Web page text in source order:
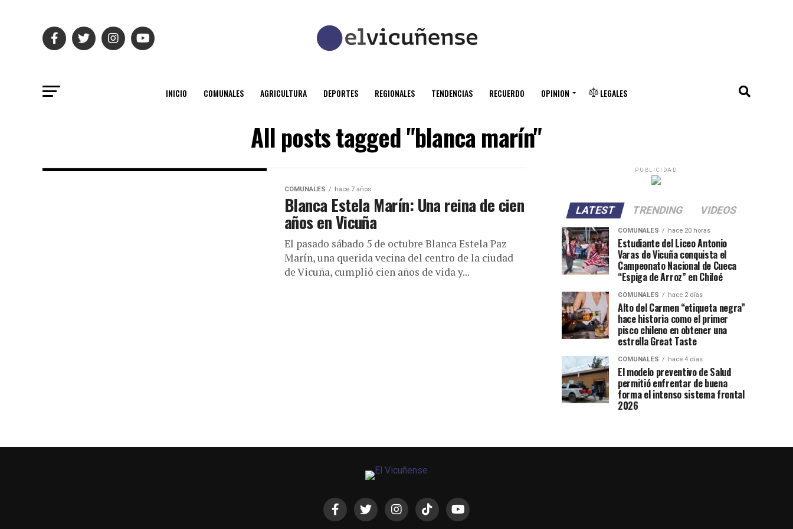
INICIO COMUNALES AGRICULTURA DEPORTES REGIONALES TENDENCIAS RECUERDO OPINION LEGALES
All posts tagged "blanca marín"
COMUNALES hace 7 años
Blanca Estela Marín: Una reina de cien
años en Vicuña
El pasado sábado 5 de octubre Blanca Estela Paz
Marín, una querida vecina del centro de la ciudad
de Vicuña, cumplió cien años de vida y...
PUBLICIDAD
LATEST TRENDING VIDEOS
COMUNALES hace 20 horas
Estudiante del Liceo Antonio
Varas de Vicuña conquista el
Campeonato Nacional de Cueca
“Espiga de Arroz” en Chiloé
COMUNALES hace 2 días
Alto del Carmen “etiqueta negra”
hace historia como el primer
pisco chileno en obtener una
estrella Great Taste
COMUNALES hace 4 días
El modelo preventivo de Salud
permitió enfrentar de buena
forma el intenso sistema frontal
2026